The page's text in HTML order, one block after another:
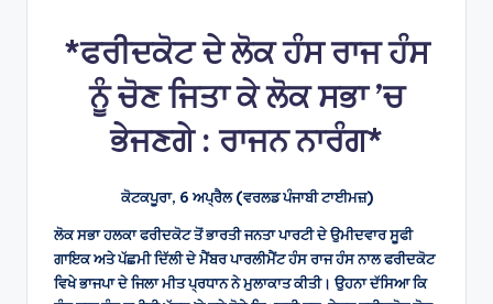
*ਫਰੀਦਕੋਟ ਦੇ ਲੋਕ ਹੰਸ ਰਾਜ ਹੰਸ
ਨੂੰ ਚੋਣ ਜਿਤਾ ਕੇ ਲੋਕ ਸਭਾ ’ਚ
ਭੇਜਣਗੇ : ਰਾਜਨ ਨਾਰੰਗ*
ਕੋਟਕਪੂਰਾ, 6 ਅਪ੍ਰੈਲ (ਵਰਲਡ ਪੰਜਾਬੀ ਟਾਈਮਜ਼)
ਲੋਕ ਸਭਾ ਹਲਕਾ ਫਰੀਦਕੋਟ ਤੋਂ ਭਾਰਤੀ ਜਨਤਾ ਪਾਰਟੀ ਦੇ ਉਮੀਦਵਾਰ ਸੂਫੀ
ਗਾਇਕ ਅਤੇ ਪੱਛਮੀ ਦਿੱਲੀ ਦੇ ਮੈਂਬਰ ਪਾਰਲੀਮੈਂਟ ਹੰਸ ਰਾਜ ਹੰਸ ਨਾਲ ਫਰੀਦਕੋਟ
ਵਿਖੇ ਭਾਜਪਾ ਦੇ ਜਿਲਾ ਮੀਤ ਪ੍ਰਧਾਨ ਨੇ ਮੁਲਾਕਾਤ ਕੀਤੀ। ਉਹਨਾ ਦੱਸਿਆ ਕਿ